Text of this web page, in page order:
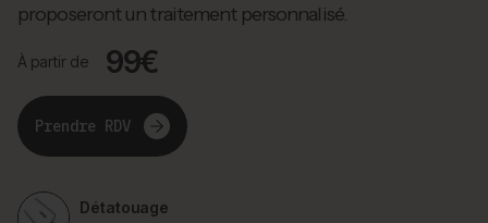
proposeront un traitement personnalisé.
À partir de 99€
Prendre RDV
Détatouage